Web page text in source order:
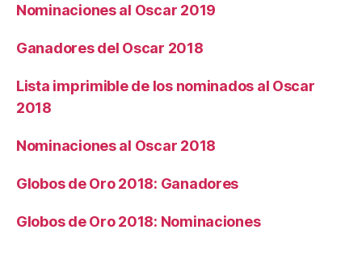
Nominaciones al Oscar 2019
Ganadores del Oscar 2018
Lista imprimible de los nominados al Oscar
2018
Nominaciones al Oscar 2018
Globos de Oro 2018: Ganadores
Globos de Oro 2018: Nominaciones